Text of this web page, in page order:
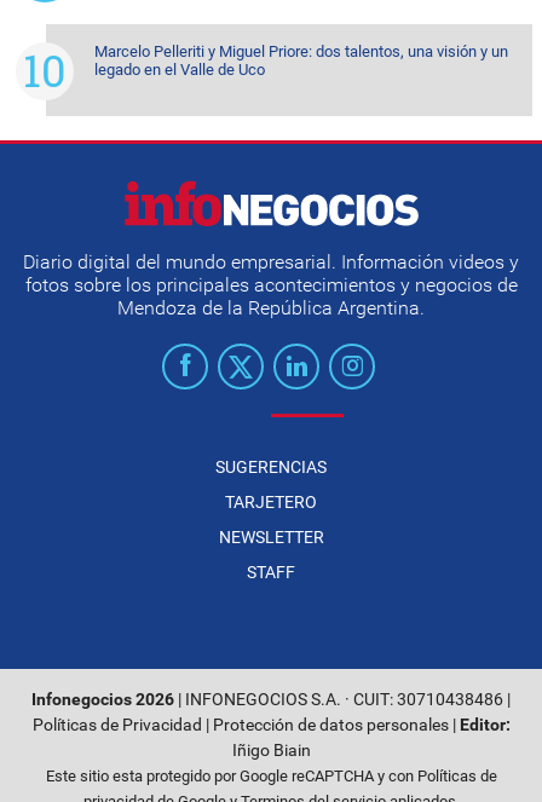
Marcelo Pelleriti y Miguel Priore: dos talentos, una visión y un
legado en el Valle de Uco
Diario digital del mundo empresarial. Información videos y
fotos sobre los principales acontecimientos y negocios de
Mendoza de la República Argentina.
SUGERENCIAS
TARJETERO
NEWSLETTER
STAFF
Infonegocios 2026 | INFONEGOCIOS S.A. · CUIT: 30710438486 |
Políticas de Privacidad | Protección de datos personales| Editor:
Iñigo Biain
Este sitio esta protegido por Google reCAPTCHA y con Políticas de